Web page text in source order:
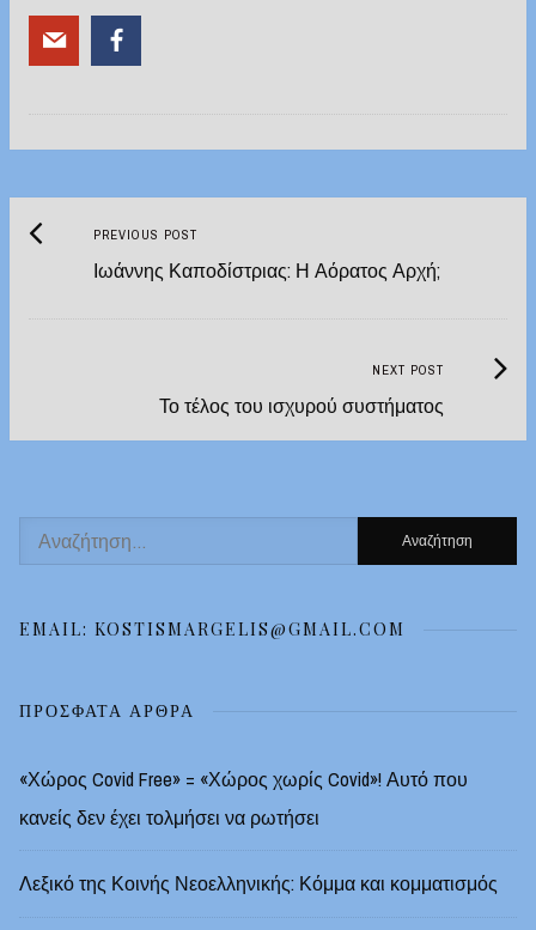
Post
navigation
PREVIOUS POSTPrevious
post:
Ιωάννης Καποδίστριας: Η Αόρατος Αρχή;
NEXT POST
Το τέλος του ισχυρού συστήματος
Next
Αναζήτηση
για:
EMAIL: KOSTISMARGELIS@GMAIL.COM
ΠΡΌΣΦΑΤΑ ΆΡΘΡΑ
«Χώρος Covid Free» = «Χώρος χωρίς Covid»! Αυτό που
κανείς δεν έχει τολμήσει να ρωτήσει
Λεξικό της Κοινής Νεοελληνικής: Κόμμα και κομματισμός